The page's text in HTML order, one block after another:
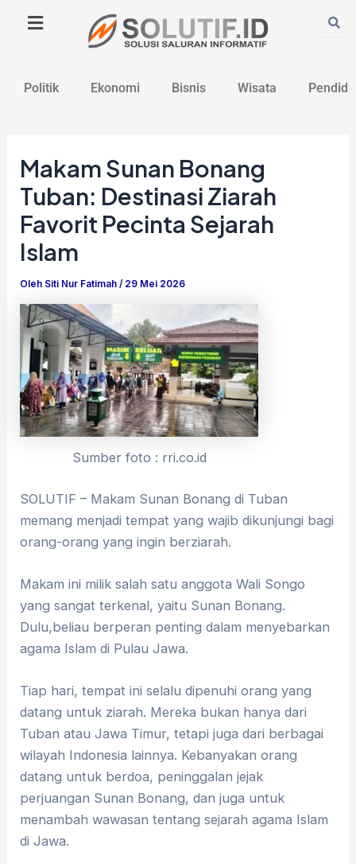
Politik Ekonomi Bisnis Wisata
Makam Sunan Bonang
Tuban: Destinasi Ziarah
Favorit Pecinta Sejarah
Islam
Oleh Siti Nur Fatimah/ 29 Mei 2026
Sumber foto : rri.co.id
SOLUTIF – Makam Sunan Bonang di Tuban
memang menjadi tempat yang wajib dikunjungi bagi
orang-orang yang ingin berziarah.
Makam ini milik salah satu anggota Wali Songo
yang sangat terkenal, yaitu Sunan Bonang.
Dulu,beliau berperan penting dalam menyebarkan
agama Islam di Pulau Jawa.
Tiap hari, tempat ini selalu dipenuhi orang yang
datang untuk ziarah. Mereka bukan hanya dari
Tuban atau Jawa Timur, tetapi juga dari berbagai
wilayah Indonesia lainnya. Kebanyakan orang
datang untuk berdoa, peninggalan jejak
perjuangan Sunan Bonang, dan juga untuk
menambah wawasan tentang sejarah agama Islam
di Jawa.
navigation